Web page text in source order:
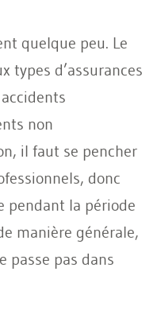
quelque peu. Le
types d’assurances
non
il faut se pencher
donc
pendant la période
manière générale,
passe pas dans